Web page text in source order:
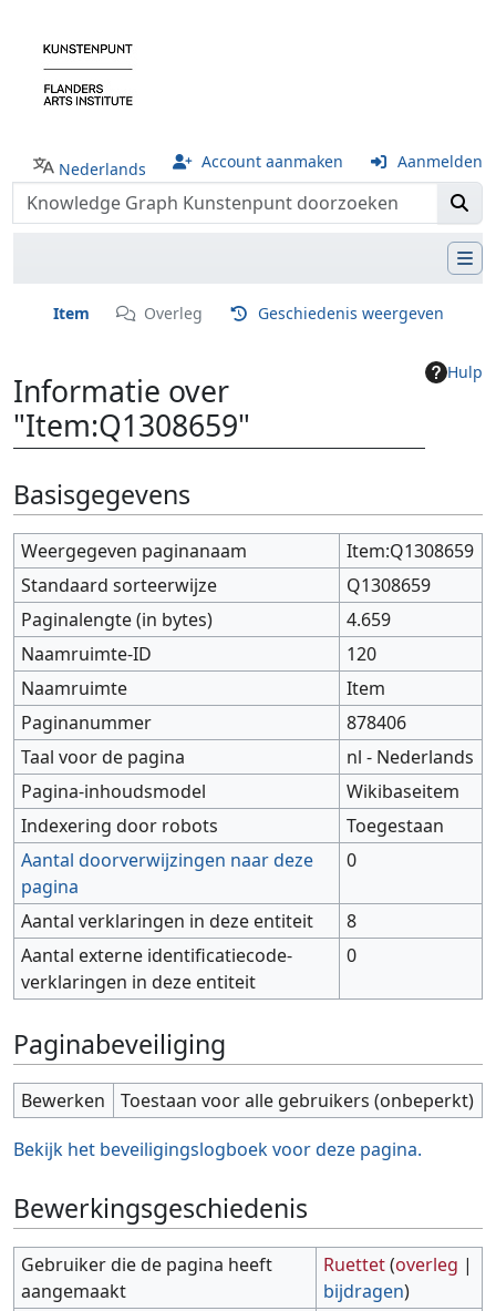
Nederlands Account aanmaken Aanmelden
Item Overleg Geschiedenis weergeven
Hulp
Informatie over
"Item:Q1308659"
Ga naar:
Basisgegevens
Weergegeven paginanaam
Item:Q1308659
Standaard sorteerwijze
Q1308659
Paginalengte (in bytes)
4.659
Naamruimte-ID
120
Naamruimte
Item
Paginanummer
878406
Taal voor de pagina
nl - Nederlands
Pagina-inhoudsmodel
Wikibaseitem
Indexering door robots
Toegestaan
Aantal doorverwijzingen naar deze
pagina
0
Aantal verklaringen in deze entiteit
8
Aantal externe identificatiecode-
verklaringen in deze entiteit
0
Paginabeveiliging
Bewerken
Toestaan voor alle gebruikers (onbeperkt)
Bekijk het beveiligingslogboek voor deze pagina.
Bewerkingsgeschiedenis
Gebruiker die de pagina heeft
aangemaakt
Ruettet(overleg |
bijdragen)